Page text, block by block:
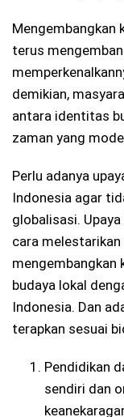
Mengembangkan
terus
demikian,
antara identitas
zaman yang
Perlu adanya
Indonesia agar
globalisasi.
cara melestarikan
mengembangkan
budaya lokal
Indonesia. Dan
terapkan sesuai
Pendidikan
sendiri dan